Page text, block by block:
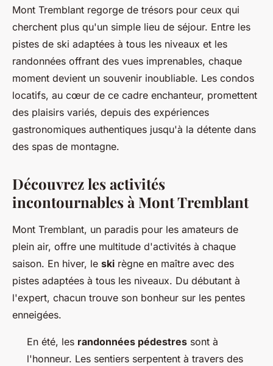
Les petits plaisirs à découvrir
lors de votre séjour dans les
condos locatifs à Mont
Tremblant
odette•10 juin 2024•3 min de lecture
Mont Tremblant regorge de trésors pour ceux qui
cherchent plus qu'un simple lieu de séjour. Entre les
pistes de ski adaptées à tous les niveaux et les
randonnées offrant des vues imprenables, chaque
moment devient un souvenir inoubliable. Les condos
locatifs, au cœur de ce cadre enchanteur, promettent
des plaisirs variés, depuis des expériences
gastronomiques authentiques jusqu'à la détente dans
des spas de montagne.
Découvrez les activités
incontournables à Mont Tremblant
Mont Tremblant, un paradis pour les amateurs de
plein air, offre une multitude d'activités à chaque
saison. En hiver, le ski règne en maître avec des
pistes adaptées à tous les niveaux. Du débutant à
l'expert, chacun trouve son bonheur sur les pentes
enneigées.
En été, les randonnées pédestres sont à
l'honneur. Les sentiers serpentent à travers des